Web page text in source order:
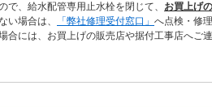
で、給水配管専用止水栓を閉じて、 お買上げ
い場合は、
「弊社修理受付窓口」 へ点検・修
には、お買上げの販売店や据付工事店へご連